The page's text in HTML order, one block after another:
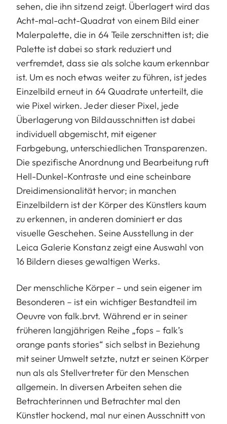
sehen, die ihn sitzend zeigt. Überlagert wird das
Acht-mal-acht-Quadrat von einem Bild einer
Malerpalette, die in 64 Teile zerschnitten ist; die
Palette ist dabei so stark reduziert und
verfremdet, dass sie als solche kaum erkennbar
ist. Um es noch etwas weiter zu führen, ist jedes
Einzelbild erneut in 64 Quadrate unterteilt, die
wie Pixel wirken. Jeder dieser Pixel, jede
Überlagerung von Bildausschnitten ist dabei
individuell abgemischt, mit eigener
Farbgebung, unterschiedlichen Transparenzen.
Die spezifische Anordnung und Bearbeitung ruft
Hell-Dunkel-Kontraste und eine scheinbare
Dreidimensionalität hervor; in manchen
Einzelbildern ist der Körper des Künstlers kaum
zu erkennen, in anderen dominiert er das
visuelle Geschehen. Seine Ausstellung in der
Leica Galerie Konstanz zeigt eine Auswahl von
16 Bildern dieses gewaltigen Werks.
Der menschliche Körper – und sein eigener im
Besonderen – ist ein wichtiger Bestandteil im
Oeuvre von falk.brvt. Während er in seiner
früheren langjährigen Reihe „fops – falk’s
orange pants stories“ sich selbst in Beziehung
mit seiner Umwelt setzte, nutzt er seinen Körper
nun als als Stellvertreter für den Menschen
allgemein. In diversen Arbeiten sehen die
Betrachterinnen und Betrachter mal den
Künstler hockend, mal nur einen Ausschnitt von